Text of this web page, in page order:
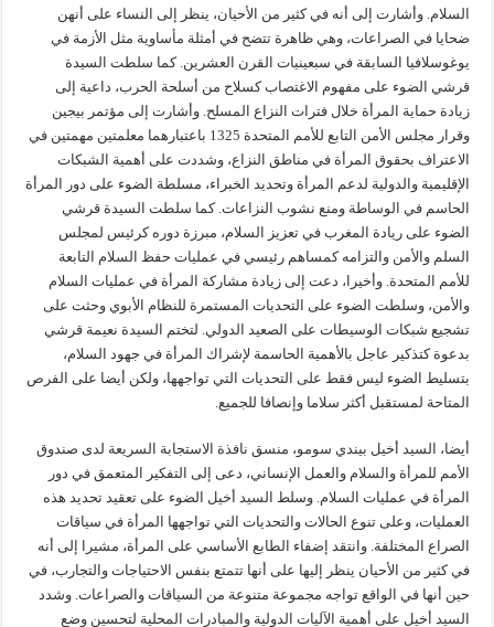
السلام. وأشارت إلى أنه في كثير من الأحيان، ينظر إلى النساء على أنهن
ضحايا في الصراعات، وهي ظاهرة تتضح في أمثلة مأساوية مثل الأزمة في
يوغوسلافيا السابقة في سبعينيات القرن العشرين. كما سلطت السيدة
قرشي الضوء على مفهوم الاغتصاب كسلاح من أسلحة الحرب، داعية إلى
زيادة حماية المرأة خلال فترات النزاع المسلح. وأشارت إلى مؤتمر بيجين
وقرار مجلس الأمن التابع للأمم المتحدة 1325 باعتبارهما معلمتين مهمتين في
الاعتراف بحقوق المرأة في مناطق النزاع، وشددت على أهمية الشبكات
الإقليمية والدولية لدعم المرأة وتحديد الخبراء، مسلطة الضوء على دور المرأة
الحاسم في الوساطة ومنع نشوب النزاعات. كما سلطت السيدة قرشي
الضوء على ريادة المغرب في تعزيز السلام، مبرزة دوره كرئيس لمجلس
السلم والأمن والتزامه كمساهم رئيسي في عمليات حفظ السلام التابعة
للأمم المتحدة. وأخيرا، دعت إلى زيادة مشاركة المرأة في عمليات السلام
والأمن، وسلطت الضوء على التحديات المستمرة للنظام الأبوي وحثت على
تشجيع شبكات الوسيطات على الصعيد الدولي. لتختم السيدة نعيمة قرشي
بدعوة كتذكير عاجل بالأهمية الحاسمة لإشراك المرأة في جهود السلام،
بتسليط الضوء ليس فقط على التحديات التي تواجهها، ولكن أيضا على الفرص
المتاحة لمستقبل أكثر سلاما وإنصافا للجميع.
أيضا، السيد أخيل بيندي سومو، منسق نافذة الاستجابة السريعة لدى صندوق
الأمم للمرأة والسلام والعمل الإنساني، دعى إلى التفكير المتعمق في دور
المرأة في عمليات السلام. وسلط السيد أخيل الضوء على تعقيد تحديد هذه
العمليات، وعلى تنوع الحالات والتحديات التي تواجهها المرأة في سياقات
الصراع المختلفة. وانتقد إضفاء الطابع الأساسي على المرأة، مشيرا إلى أنه
في كثير من الأحيان ينظر إليها على أنها تتمتع بنفس الاحتياجات والتجارب، في
حين أنها في الواقع تواجه مجموعة متنوعة من السياقات والصراعات. وشدد
السيد أخيل على أهمية الآليات الدولية والمبادرات المحلية لتحسين وضع